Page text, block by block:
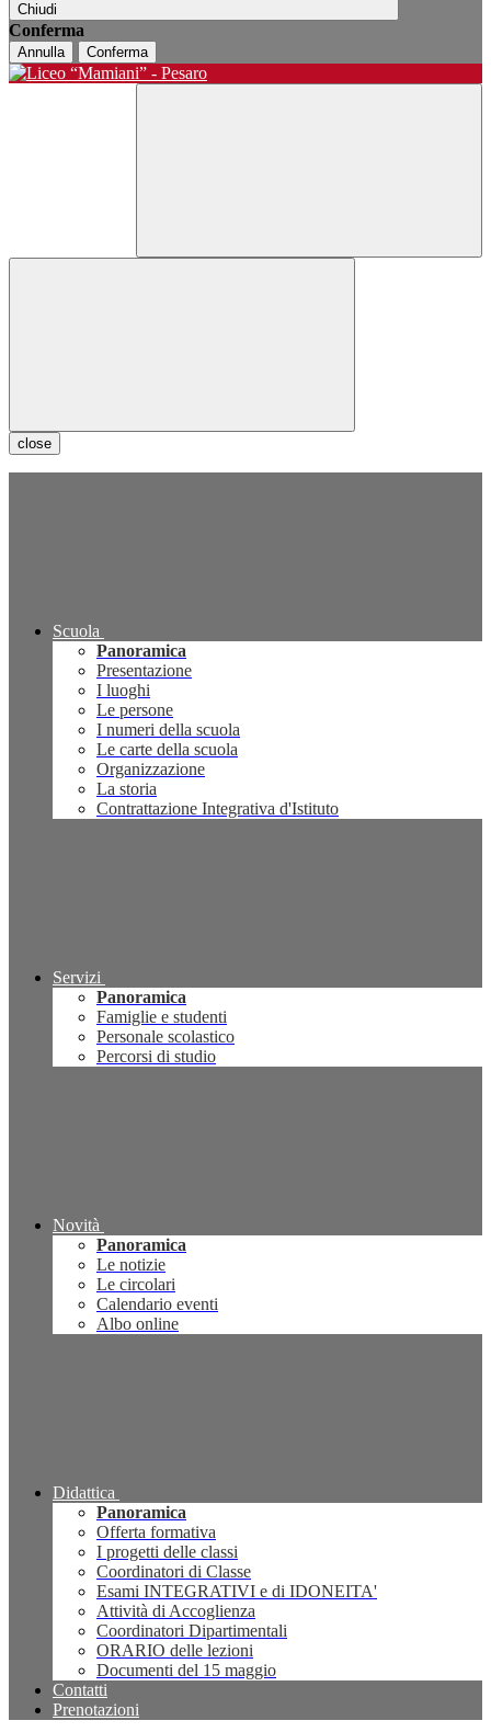
Chiudi
Conferma
Annulla Conferma
close
Scuola
Panoramica
Presentazione
I luoghi
Le persone
I numeri della scuola
Le carte della scuola
Organizzazione
La storia
Contrattazione Integrativa d'Istituto
Servizi
Panoramica
Famiglie e studenti
Personale scolastico
Percorsi di studio
Novità
Panoramica
Le notizie
Le circolari
Calendario eventi
Albo online
Didattica
Panoramica
Offerta formativa
I progetti delle classi
Coordinatori di Classe
Esami INTEGRATIVI e di IDONEITA'
Attività di Accoglienza
Coordinatori Dipartimentali
ORARIO delle lezioni
Documenti del 15 maggio
Contatti
Prenotazioni